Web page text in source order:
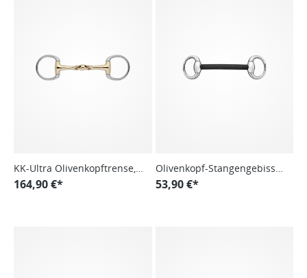
KK-Ultra Olivenkopftrense,
doppelt gebrochen
164,90 €*
Olivenkopf-Stangengebiss
Carbon
53,90 €*